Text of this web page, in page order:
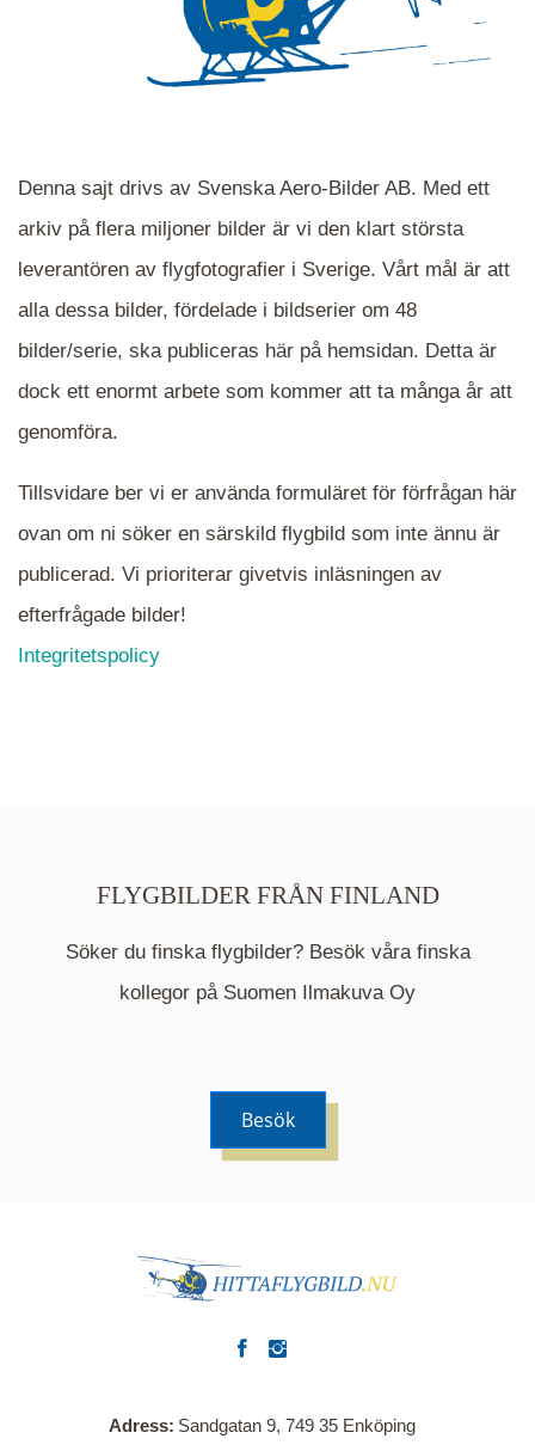
När du ser blåa, röda eller gröna mappar är det
en serie i varje. Dra i kartan för att komma
närmare det område Du söker och klicka på
mappen.
Mappen är en medelpunkt över fotat område och
kommer nu visa de fastigheter som finns just här.
Denna sajt drivs av Svenska Aero-Bilder AB. Med ett
arkiv på flera miljoner bilder är vi den klart största
leverantören av flygfotografier i Sverige. Vårt mål är att
alla dessa bilder, fördelade i bildserier om 48
bilder/serie, ska publiceras här på hemsidan. Detta är
dock ett enormt arbete som kommer att ta många år att
genomföra.
Tillsvidare ber vi er använda formuläret för förfrågan här
ovan om ni söker en särskild flygbild som inte ännu är
publicerad. Vi prioriterar givetvis inläsningen av
efterfrågade bilder!
Integritetspolicy
FLYGBILDER FRÅN FINLAND
Söker du finska flygbilder? Besök våra finska
kollegor på Suomen Ilmakuva Oy
Besök
Adress Sandgatan 9, 749 35 Enköping